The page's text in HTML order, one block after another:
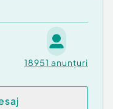
de transport,
18951 anunțuri